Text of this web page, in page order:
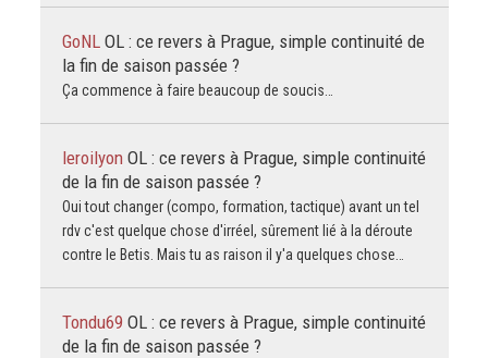
GoNL OL : ce revers à Prague, simple continuité de
la fin de saison passée ?
Ça commence à faire beaucoup de soucis…
leroilyon OL : ce revers à Prague, simple continuité
de la fin de saison passée ?
Oui tout changer (compo, formation, tactique) avant un tel
rdv c'est quelque chose d'irréel, sûrement lié à la déroute
contre le Betis. Mais tu as raison il y'a quelques chose…
Tondu69 OL : ce revers à Prague, simple continuité
de la fin de saison passée ?